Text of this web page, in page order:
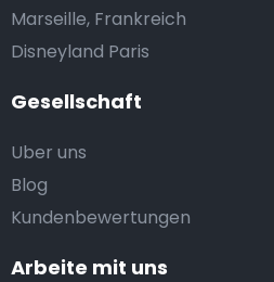
Gesellschaft
Uber uns
Blog
Kundenbewertungen
Arbeite mit uns
Marseille, Frankreich
Disneyland Paris